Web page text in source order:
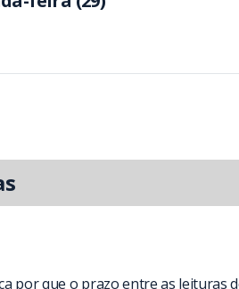
por que o prazo entre as leituras